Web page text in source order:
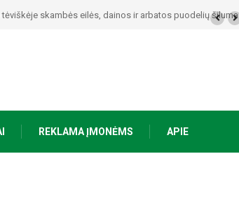
skambės eilės, dainos ir arbatos puodelių šiluma
REKLAMA ĮMONĖMS APIE